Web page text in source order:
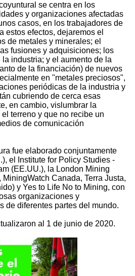
se centra en los
y organizaciones afectadas
casos, en los trabajadores de
estos efectos, dejaremos el
de metales y minerales; el
fusiones y adquisiciones; los
industria; y el aumento de la
de la financiación) de nuevos
en "metales preciosos",
periódicas de la industria y
cubriendo de cerca esas
en cambio, vislumbrar la
terreno y que no recibe un
de comunicación
fue elaborado conjuntamente
el Institute for Policy Studies -
(EE.UU.), la London Mining
Canada, Terra Justa,
y Yes to Life No to Mining, con
organizaciones y
de diferentes partes del mundo.
al 1 de junio de 2020.